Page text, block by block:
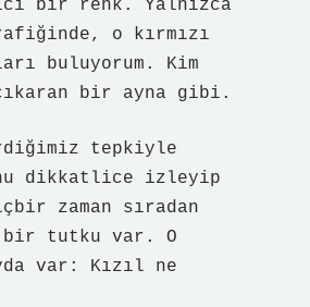
bir renk. Yalnızca
o kırmızı
buluyorum. Kim
bir ayna gibi.
tepkiyle
dikkatlice izleyip
zaman sıradan
bir tutku var. O
var: Kızıl ne